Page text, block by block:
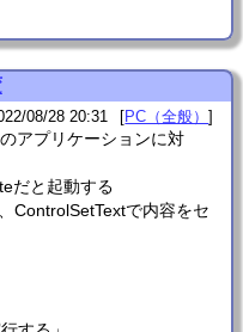
08/28 20:31 PC（全般）
アプリケーションに対
だと起動する
ControlSetTextで内容をセ